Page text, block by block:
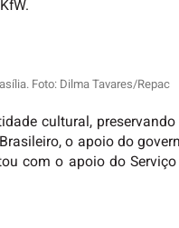
Foto: Dilma Tavares/Repac
cultural,
o apoio do
com o apoio do